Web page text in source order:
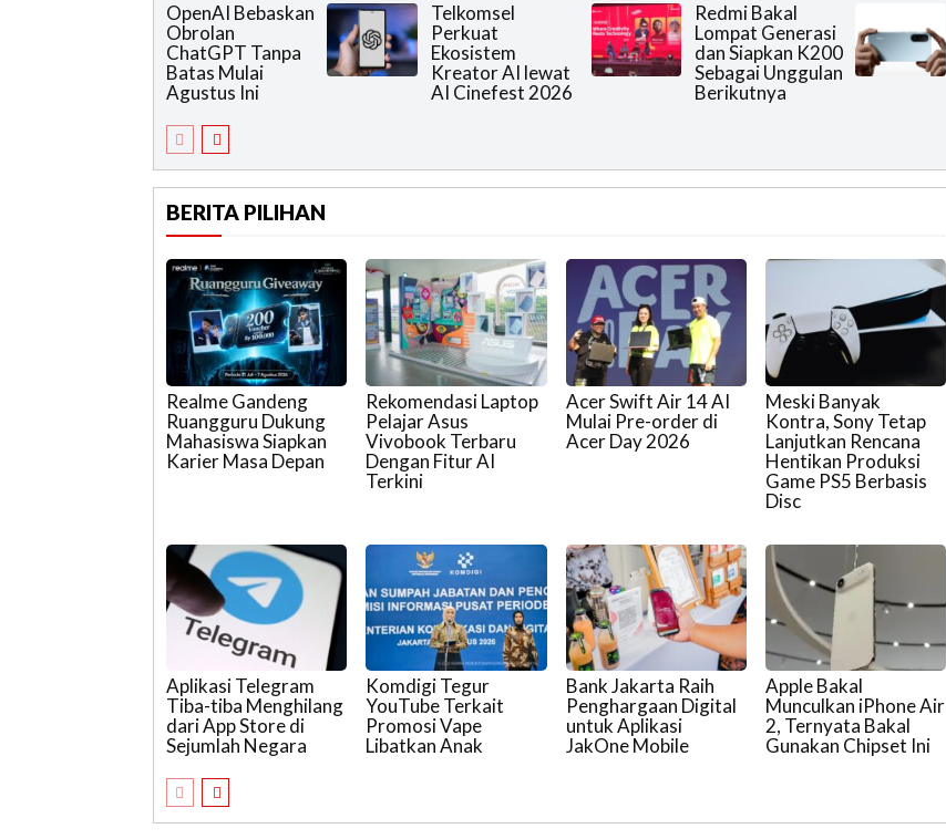
OpenAI Bebaskan
Obrolan
ChatGPT Tanpa
Batas Mulai
Agustus Ini
Telkomsel
Perkuat
Ekosistem
Kreator AI lewat
AI Cinefest 2026
Redmi Bakal
Lompat Generasi
dan Siapkan K200
Sebagai Unggulan
Berikutnya
BERITA PILIHAN
Realme Gandeng
Ruangguru Dukung
Mahasiswa Siapkan
Karier Masa Depan
Rekomendasi Laptop
Pelajar Asus
Vivobook Terbaru
Dengan Fitur AI
Terkini
Acer Swift Air 14 AI
Mulai Pre-order di
Acer Day 2026
Meski Banyak
Kontra, Sony Tetap
Lanjutkan Rencana
Hentikan Produksi
Game PS5 Berbasis
Disc
Aplikasi Telegram
Tiba-tiba Menghilang
dari App Store di
Sejumlah Negara
Komdigi Tegur
YouTube Terkait
Promosi Vape
Libatkan Anak
Bank Jakarta Raih
Penghargaan Digital
untuk Aplikasi
JakOne Mobile
Apple Bakal
Munculkan iPhone Air
2, Ternyata Bakal
Gunakan Chipset Ini